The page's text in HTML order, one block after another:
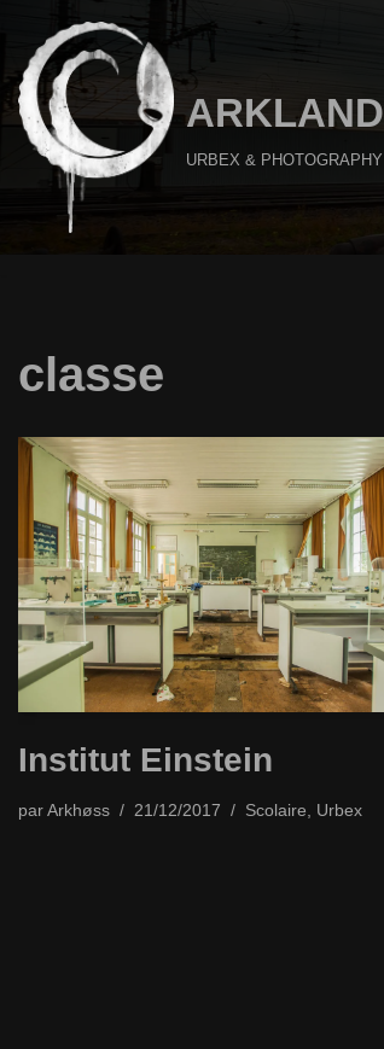
Aller
au
contenu
ARKLAND
URBEX & PHOTOGRAPHY
classe
Institut Einstein
parArkhøss 21/12/2017 Scolaire, Urbex